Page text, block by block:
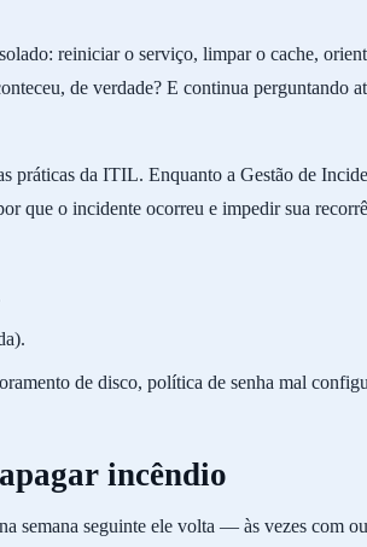
reiniciar o serviço, limpar o cache,
de verdade? E continua perguntando
práticas da ITIL. Enquanto a Gestão de
que o incidente ocorreu e impedir sua
de disco, política de senha mal
incêndio
semana seguinte ele volta — às vezes com